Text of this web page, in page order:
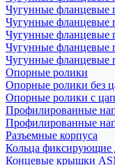
Чугунные фланцевые
Чугунные фланцевые
Чугунные фланцевые
Чугунные фланцевые
Чугунные
Опорные ролики
Опорные ролики без
Опорные ролики с
Профилированные
Профилированные
Разъемные корпуса
Кольца фиксирующие
Концевые крышки